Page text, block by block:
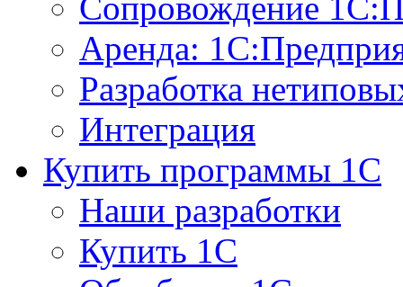
Аренда:
Разработка
Интеграция
Купить программы 1С
Наши разработки
Купить 1С